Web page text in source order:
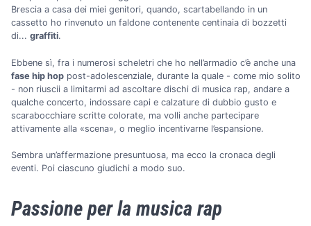
Brescia a casa dei miei genitori, quando, scartabellando in un
cassetto ho rinvenuto un faldone contenente centinaia di bozzetti
di... graffiti.
Ebbene sì, fra i numerosi scheletri che ho nell’armadio c’è anche una
fase hip hop post-adolescenziale, durante la quale - come mio solito
- non riuscii a limitarmi ad ascoltare dischi di musica rap, andare a
qualche concerto, indossare capi e calzature di dubbio gusto e
scarabocchiare scritte colorate, ma volli anche partecipare
attivamente alla «scena», o meglio incentivarne l’espansione.
Sembra un’affermazione presuntuosa, ma ecco la cronaca degli
eventi. Poi ciascuno giudichi a modo suo.
Passione per la musica rap